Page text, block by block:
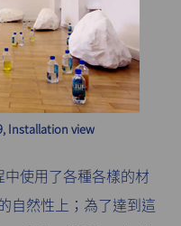
Installation view
中使用了各種各樣的材
自然性上；為了達到這